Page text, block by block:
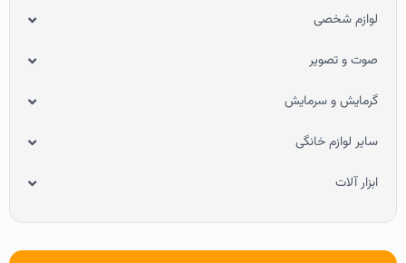
لوازم شخصی
صوت و تصویر
گرمایش و سرمایش
سایر لوازم خانگی
ابزار آلات